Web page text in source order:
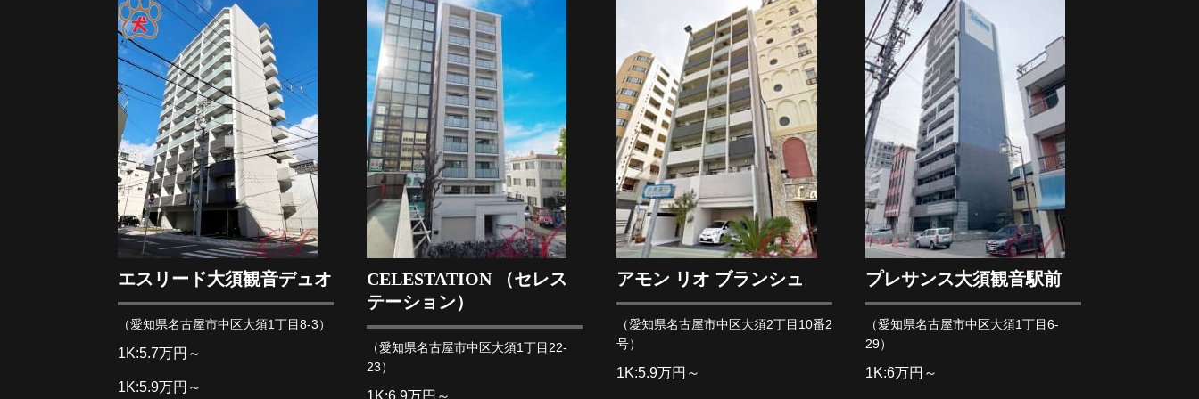
エスリード大須観音デュオ
（愛知県名古屋市中区大須1丁目8-3）
1K:5.7万円～
1K:5.9万円～
CELESTATION （セレス
テーション）
（愛知県名古屋市中区大須1丁目22-
23）
1K:6.9万円～
アモン リオ ブランシュ
（愛知県名古屋市中区大須2丁目10番2
号）
1K:5.9万円～
プレサンス大須観音駅前
（愛知県名古屋市中区大須1丁目6-
29）
1K:6万円～